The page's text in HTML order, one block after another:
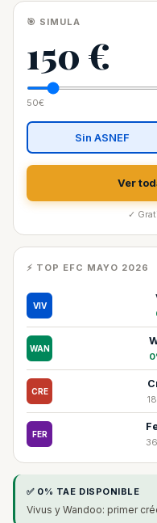
🎯 SIMULA
150 €
50€
Sin ASNEF
Ver
✓
⚡ TOP EFC MAYO 2026
VIV
WAN
CRE
FER
✅ 0% TAE DISPONIBLE
Vivus y Wandoo: primer